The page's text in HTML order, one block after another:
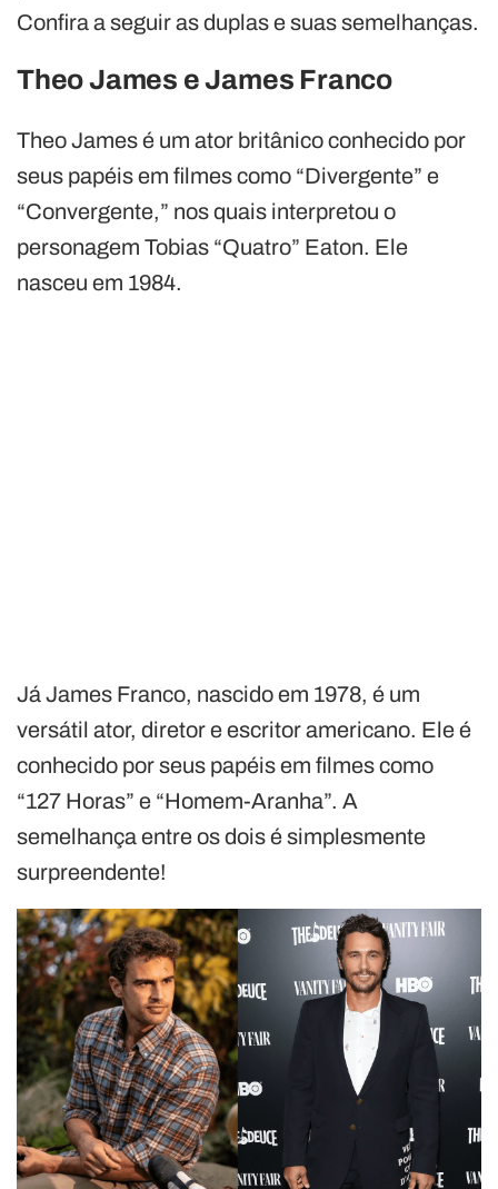
Confira a seguir as duplas e suas semelhanças.
Theo James e James Franco
Theo James é um ator britânico conhecido por
seus papéis em filmes como “Divergente” e
“Convergente,” nos quais interpretou o
personagem Tobias “Quatro” Eaton. Ele
nasceu em 1984.
Já James Franco, nascido em 1978, é um
versátil ator, diretor e escritor americano. Ele é
conhecido por seus papéis em filmes como
“127 Horas” e “Homem-Aranha”. A
semelhança entre os dois é simplesmente
surpreendente!